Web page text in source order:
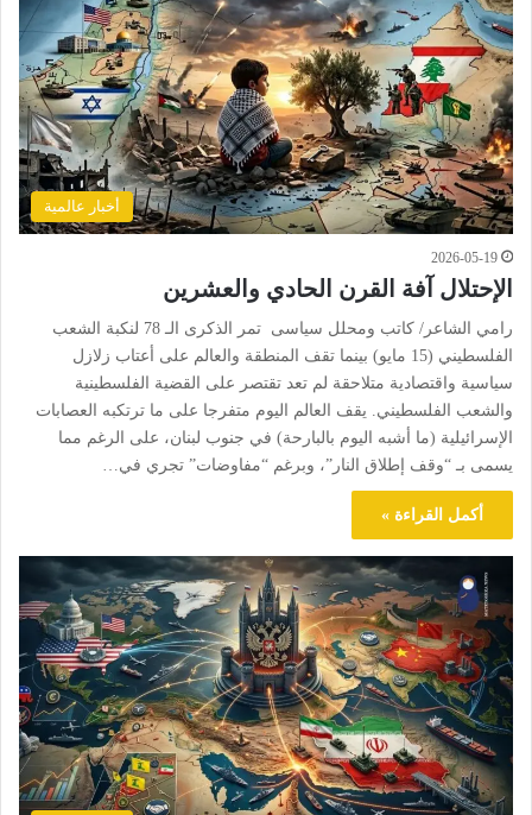
أخبار عالمية
2026-05-19
الإحتلال آفة القرن الحادي والعشرين
رامي الشاعر/ كاتب ومحلل سياسى تمر الذكرى الـ 78 لنكبة الشعب
الفلسطيني (15 مايو) بينما تقف المنطقة والعالم على أعتاب زلازل
سياسية واقتصادية متلاحقة لم تعد تقتصر على القضية الفلسطينية
والشعب الفلسطيني. يقف العالم اليوم متفرجا على ما ترتكبه العصابات
الإسرائيلية (ما أشبه اليوم بالبارحة) في جنوب لبنان، على الرغم مما
يسمى بـ “وقف إطلاق النار”، وبرغم “مفاوضات” تجري في…
أكمل القراءة »